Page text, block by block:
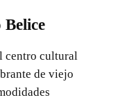
centro cultural
de viejo